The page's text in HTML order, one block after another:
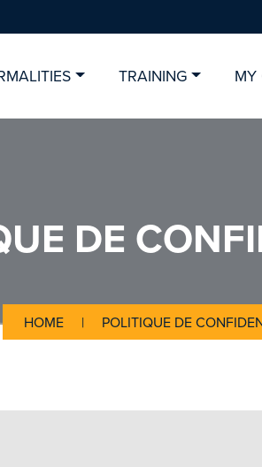
TRAINING MY
DE
HOME | POLITIQUE DE